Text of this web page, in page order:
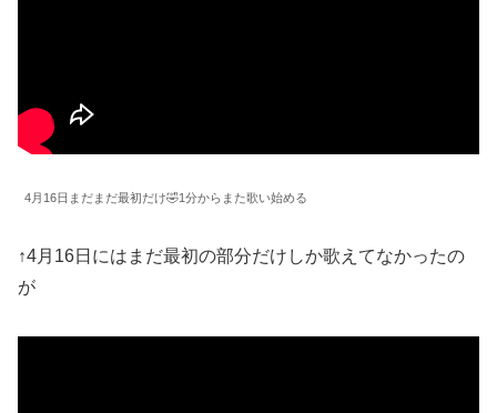
4月16日まだまだ最初だけ🤣1分からまた歌い始める
↑4月16日にはまだ最初の部分だけしか歌えてなかったの
が